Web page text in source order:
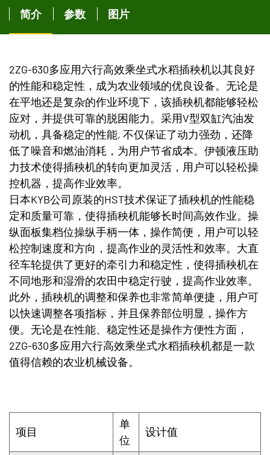
简介 参数 图片
2ZG-630多应用六行高效乘坐式水稻插秧机以其良好
的性能和稳定性，成为农业领域的优良设备。无论是
在平地还是复杂的作业环境下，该插秧机都能够轻松
应对，并提供可靠的脱困能力。采用V型双缸汽油发
动机，具备稳定的性能, 不仅保证了动力强劲，还降
低了噪音和燃油消耗，为用户节省成本。伊顿液压助
力技术使得插秧机的转向更加灵活，用户可以轻松操
控机器，提高作业效率。
日本KYB公司原装的HST技术保证了插秧机的性能稳
定和质量可靠，使得插秧机能够长时间高效作业。操
纵面板集档位操纵手柄一体，操作简便，用户可以轻
松控制速度和方向，提高作业的灵活性和效率。大直
径车轮提供了更好的牵引力和稳定性，使得插秧机在
不同地形和湿滑的农田中稳定行驶，提高作业效率。
此外，插秧机的调整和保养也非常简单便捷，用户可
以快速调整各项指标，并且保养部位明显，操作方
便。无论是在性能、稳定性还是操作方便性方面，
2ZG-630多应用六行高效乘坐式水稻插秧机都是一款
值得信赖的农业机械设备。
项目
单
位
设计值